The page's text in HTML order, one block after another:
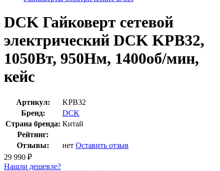
DCK Гайковерт сетевой
электрический DCK KPB32,
1050Вт, 950Нм, 1400об/мин,
кейс
Артикул:
KPB32
Бренд:
DCK
Страна бренда: Китай
Рейтинг:
Отзывы:
нет Оставить отзыв
29 990 ₽
Нашли дешевле?